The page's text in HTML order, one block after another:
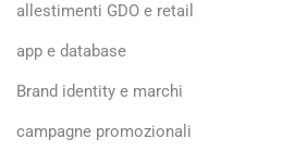
allestimenti GDO e retail
app e database
Brand identity e marchi
campagne promozionali